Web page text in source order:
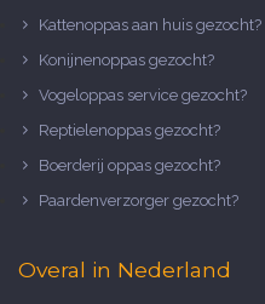
Kattenoppas aan huis gezocht?
Konijnenoppas gezocht?
Vogeloppas service gezocht?
Reptielenoppas gezocht?
Boerderij oppas gezocht?
Paardenverzorger gezocht?
Overal in Nederland